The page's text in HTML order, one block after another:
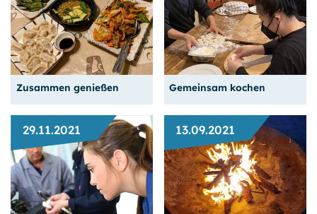
Was hat Malerei
eigentlich mit Daoismus
zu tun?
Weiterlesen
Auswärtiges Amt
rekrutiert Absolven­tinnen
und Absolventen des GPB-
College. We're so proud.
Weiterlesen
Zusammen genießen
Richtig bestellen will
Gemeinsam kochen
Zusammen isst man
29.11.2021 13.09.2021